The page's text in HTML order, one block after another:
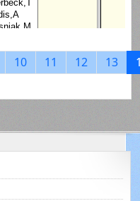
10 11 12 13